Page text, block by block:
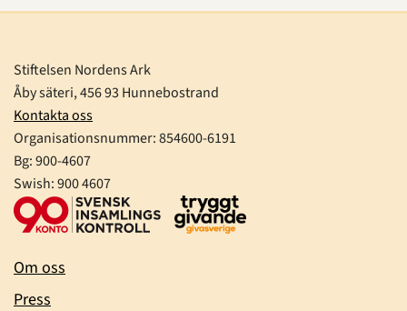
Stiftelsen Nordens Ark
Åby säteri, 456 93 Hunnebostrand
Kontakta oss
Organisationsnummer:854600-6191
Bg: 900-4607
Swish: 900 4607
Om oss
Press